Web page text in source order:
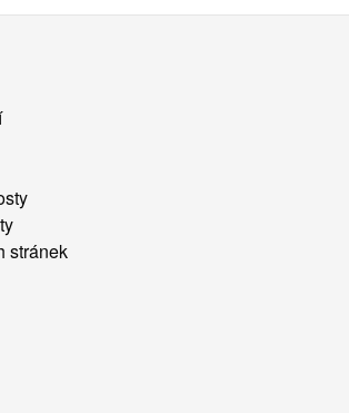
stránek